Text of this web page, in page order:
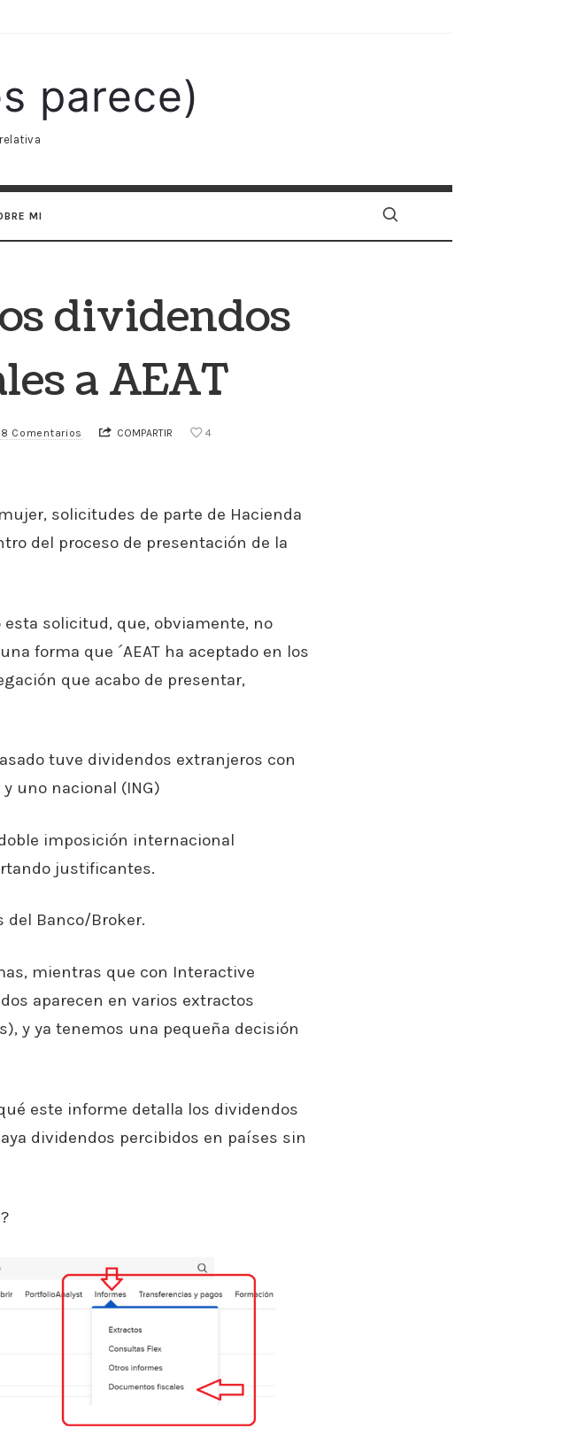
parece)
MI
dividendos
a AEAT
Comentarios COMPARTIR 4
solicitudes de parte de Hacienda
del proceso de presentación de la
solicitud, que, obviamente, no
forma que ´AEAT ha aceptado en los
que acabo de presentar,
tuve dividendos extranjeros con
uno nacional (ING)
imposición internacional
justificantes.
del Banco/Broker.
mientras que con Interactive
aparecen en varios extractos
y ya tenemos una pequeña decisión
este informe detalla los dividendos
dividendos percibidos en países sin